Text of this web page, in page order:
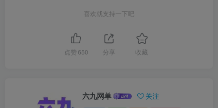
喜欢就支持一下吧
点赞 650 分享 收藏
六九网单 关注